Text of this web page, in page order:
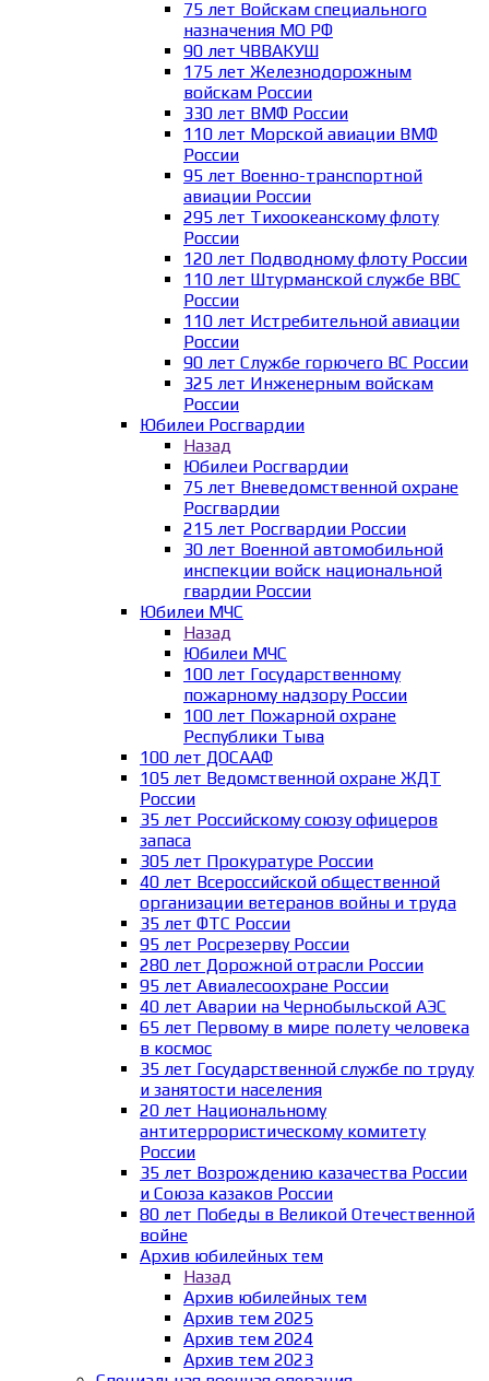
75 лет Войскам специального
назначения МО РФ
90 лет ЧВВАКУШ
175 лет Железнодорожным
войскам России
330 лет ВМФ России
110 лет Морской авиации ВМФ
России
95 лет Военно-транспортной
авиации России
295 лет Тихоокеанскому флоту
России
120 лет Подводному флоту России
110 лет Штурманской службе ВВС
России
110 лет Истребительной авиации
России
90 лет Службе горючего ВС России
325 лет Инженерным войскам
России
Юбилеи Росгвардии
Назад
Юбилеи Росгвардии
75 лет Вневедомственной охране
Росгвардии
215 лет Росгвардии России
30 лет Военной автомобильной
инспекции войск национальной
гвардии России
Юбилеи МЧС
Назад
Юбилеи МЧС
100 лет Государственному
пожарному надзору России
100 лет Пожарной охране
Республики Тыва
100 лет ДОСААФ
105 лет Ведомственной охране ЖДТ
России
35 лет Российскому союзу офицеров
запаса
305 лет Прокуратуре России
40 лет Всероссийской общественной
организации ветеранов войны и труда
35 лет ФТС России
95 лет Росрезерву России
280 лет Дорожной отрасли России
95 лет Авиалесоохране России
40 лет Аварии на Чернобыльской АЭС
65 лет Первому в мире полету человека
в космос
35 лет Государственной службе по труду
и занятости населения
20 лет Национальному
антитеррористическому комитету
России
35 лет Возрождению казачества России
и Союза казаков России
80 лет Победы в Великой Отечественной
войне
Архив юбилейных тем
Назад
Архив юбилейных тем
Архив тем 2025
Архив тем 2024
Архив тем 2023